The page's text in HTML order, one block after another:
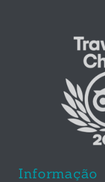
Informação